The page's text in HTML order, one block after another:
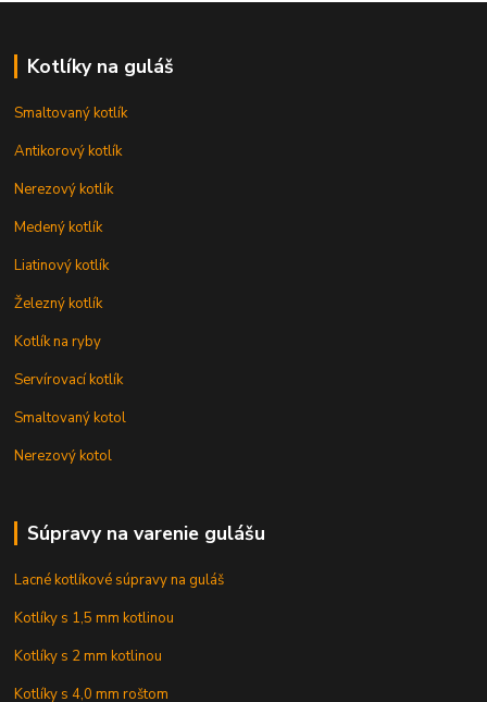
Kotlíky na guláš
Smaltovaný kotlík
Antikorový kotlík
Nerezový kotlík
Medený kotlík
Liatinový kotlík
Železný kotlík
Kotlík na ryby
Servírovací kotlík
Smaltovaný kotol
Nerezový kotol
Súpravy na varenie gulášu
Lacné kotlíkové súpravy na guláš
Kotlíky s 1,5 mm kotlinou
Kotlíky s 2 mm kotlinou
Kotlíky s 4,0 mm roštom